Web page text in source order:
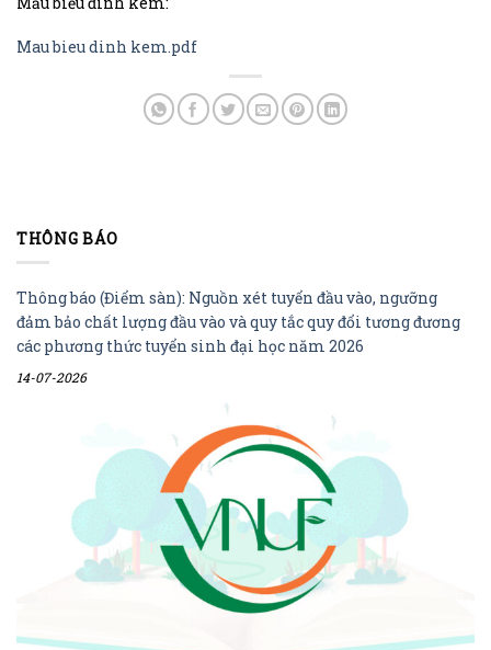
Mau bieu dinh kem.pdf
THÔNG BÁO
Thông báo (Điểm sàn): Nguồn xét tuyển đầu vào, ngưỡng
đảm bảo chất lượng đầu vào và quy tắc quy đổi tương đương
các phương thức tuyển sinh đại học năm 2026
14-07-2026